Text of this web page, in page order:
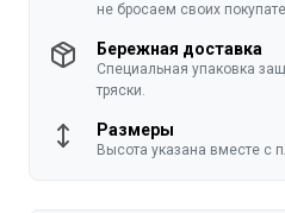
не бросаем своих
Бережная доставка
Специальная упаковка
тряски.
Размеры
Высота указана вместе с